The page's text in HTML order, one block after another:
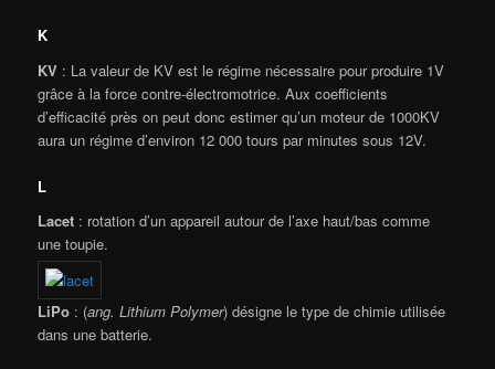
K
KV : La valeur de KV est le régime nécessaire pour produire 1V
grâce à la force contre-électromotrice. Aux coefficients
d’efficacité près on peut donc estimer qu’un moteur de 1000KV
aura un régime d’environ 12 000 tours par minutes sous 12V.
L
Lacet : rotation d’un appareil autour de l’axe haut/bas comme
une toupie.
LiPo : (ang. Lithium Polymer) désigne le type de chimie utilisée
dans une batterie.